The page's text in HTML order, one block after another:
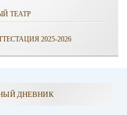
ТЕАТР
2025-2026
ДНЕВНИК